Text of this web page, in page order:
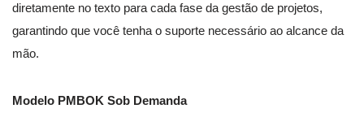
diretamente no texto para cada fase da gestão de projetos,
garantindo que você tenha o suporte necessário ao alcance da
mão.
Modelo PMBOK Sob Demanda